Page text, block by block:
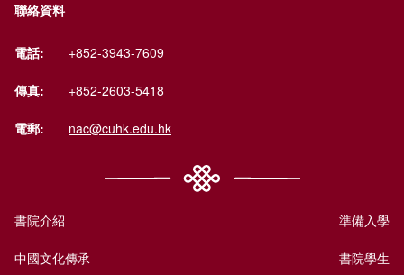
聯絡資料
電話: +852-3943-7609
傳真: +852-2603-5418
電郵: nac@cuhk.edu.hk
書院介紹
中國文化傳承
準備入學
書院學生